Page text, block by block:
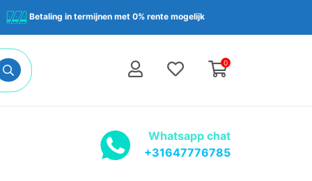
Betaling in termijnen met 0% rente mogelijk
0
Whatsapp chat
+31647776785